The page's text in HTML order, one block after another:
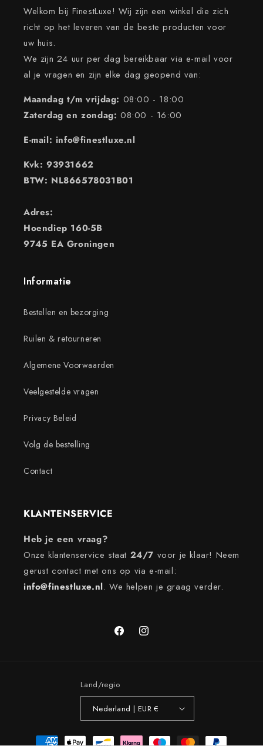
Welkom bij FinestLuxe! Wij zijn een winkel die zich
richt op het leveren van de beste producten voor
uw huis.
We zijn 24 uur per dag bereikbaar via e-mail voor
al je vragen en zijn elke dag geopend van:
Maandag t/m vrijdag: 08:00 - 18:00
Zaterdag en zondag: 08:00 - 16:00
E-mail: info@finestluxe.nl
Kvk: 93931662
BTW: NL866578031B01
Adres:
Hoendiep 160-5B
9745 EA Groningen
Informatie
Bestellen en bezorging
Ruilen & retourneren
Algemene Voorwaarden
Veelgestelde vragen
Privacy Beleid
Volg de bestelling
Contact
KLANTENSERVICE
Heb je een vraag?
Onze klantenservice staat 24/7 voor je klaar! Neem
gerust contact met ons op via e-mail:
info@finestluxe.nl. We helpen je graag verder.
FacebookInstagram
Land/regio
Nederland | EUR €
Betaalmethoden